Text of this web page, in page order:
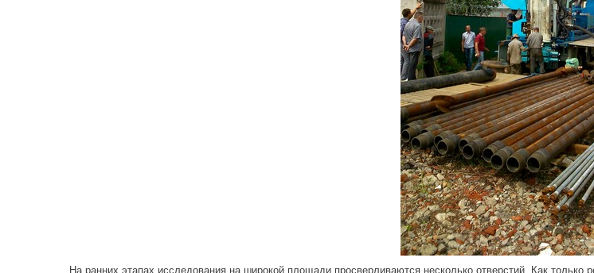
На ранних этапах исследования на широкой площади просверливаются несколько отверстий. Как